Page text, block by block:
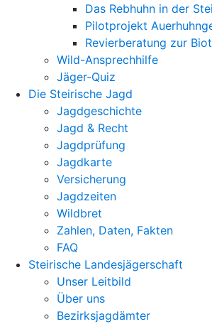
Das Rebhuhn in der
Pilotprojekt
Revierberatung zur
Wild-Ansprechhilfe
Jäger-Quiz
Die Steirische Jagd
Jagdgeschichte
Jagd & Recht
Jagdprüfung
Jagdkarte
Versicherung
Jagdzeiten
Wildbret
Zahlen, Daten, Fakten
FAQ
Steirische Landesjägerschaft
Unser Leitbild
Über uns
Bezirksjagdämter